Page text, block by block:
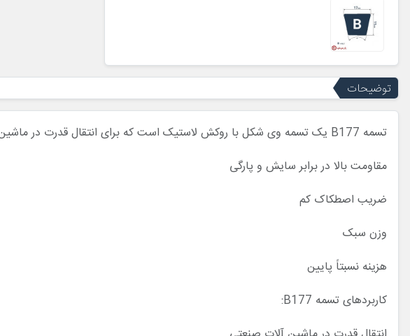
توضیحات
تسمه B177 یک تسمه وی شکل با روکش لاستیک است که برای انتقال قدرت در ماشین آلات صنعتی استفاده می شود. این تسمه دارای ویژگی های زیر است:
مقاومت بالا در برابر سایش و پارگی
ضریب اصطکاک کم
وزن سبک
هزینه نسبتاً پایین
کاربردهای تسمه B177: